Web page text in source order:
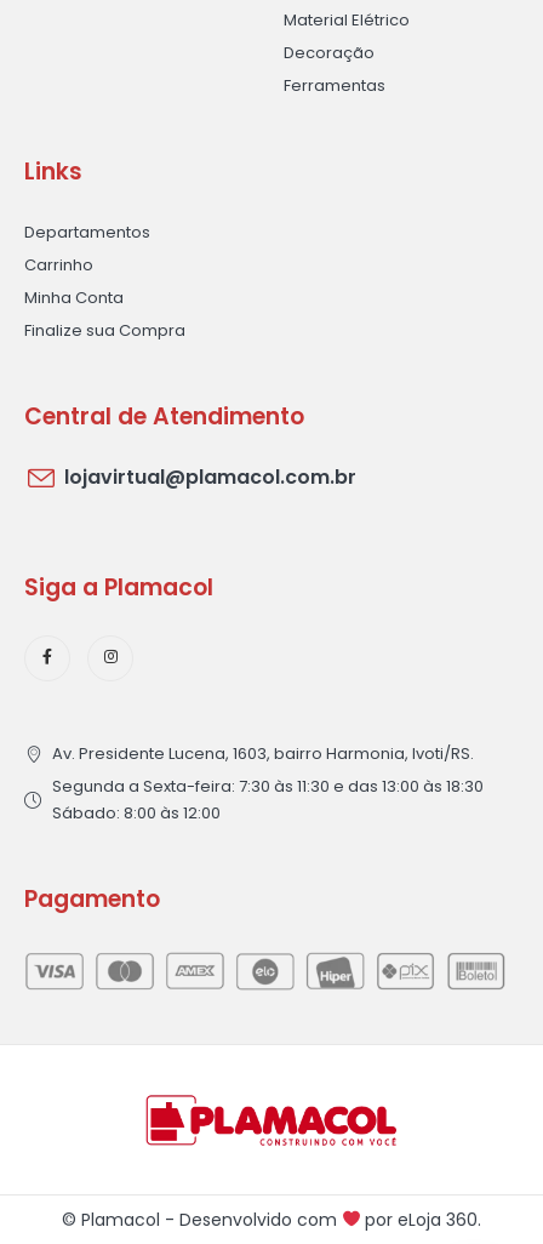
Material Elétrico
Decoração
Ferramentas
Links
Departamentos
Carrinho
Minha Conta
Finalize sua Compra
Central de Atendimento
lojavirtual@plamacol.com.br
Siga a Plamacol
Av. Presidente Lucena, 1603, bairro Harmonia, Ivoti/RS.
Segunda a Sexta-feira: 7:30 às 11:30 e das 13:00 às 18:30
Sábado: 8:00 às 12:00
Pagamento
© Plamacol - Desenvolvido com poreLoja 360.